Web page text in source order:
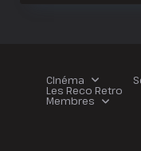
Cinéma
Les Reco Retro
Membres